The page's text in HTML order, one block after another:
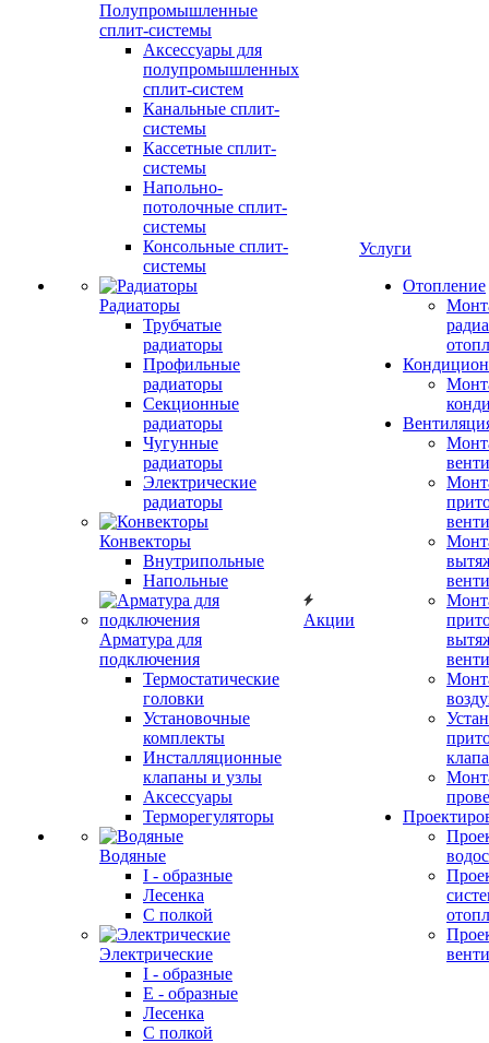
Полупромышленные
сплит-системы
Аксессуары для
полупромышленных
сплит-систем
Канальные сплит-
системы
Кассетные сплит-
системы
Напольно-
потолочные сплит-
системы
Консольные сплит-
системы
Радиаторы
Трубчатые
радиаторы
Профильные
радиаторы
Секционные
радиаторы
Чугунные
радиаторы
Электрические
радиаторы
Конвекторы
Внутрипольные
Напольные
Арматура для
подключения
Термостатические
головки
Установочные
комплекты
Инсталляционные
клапаны и узлы
Аксессуары
Терморегуляторы
Водяные
I - образные
Лесенка
С полкой
Электрические
I - образные
E - образные
Лесенка
С полкой
Акции
Услуги
Отопление